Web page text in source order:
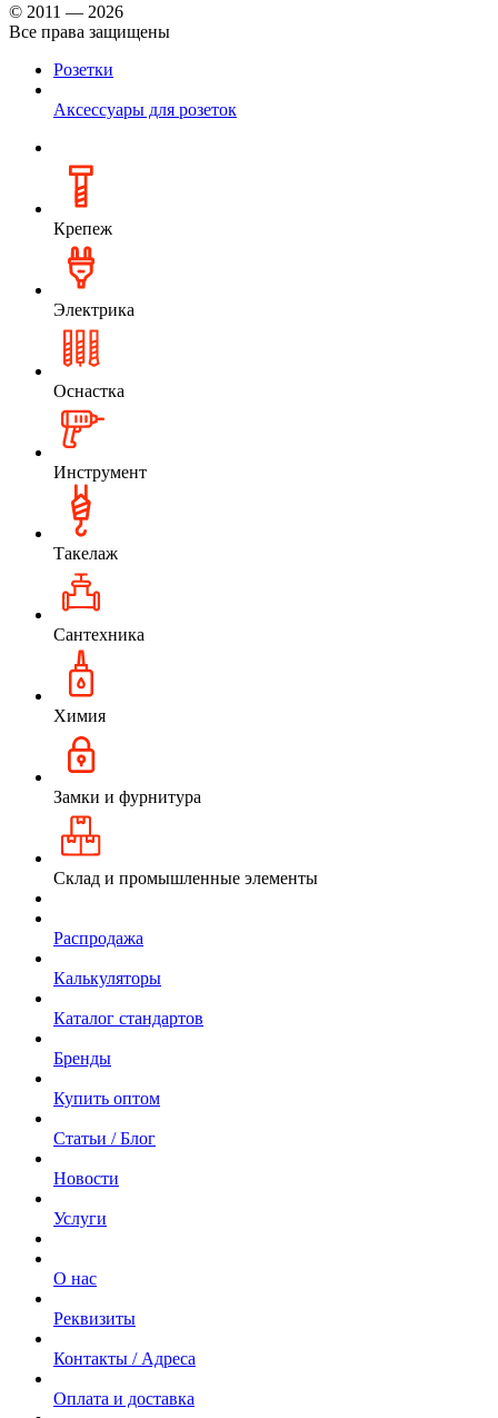
© 2011 — 2026
Все права защищены
Розетки
Аксессуары для розеток
Крепеж
Электрика
Оснастка
Инструмент
Такелаж
Сантехника
Химия
Замки и фурнитура
Склад и промышленные элементы
Распродажа
Калькуляторы
Каталог стандартов
Бренды
Купить оптом
Статьи / Блог
Новости
Услуги
О нас
Реквизиты
Контакты / Адреса
Оплата и доставка